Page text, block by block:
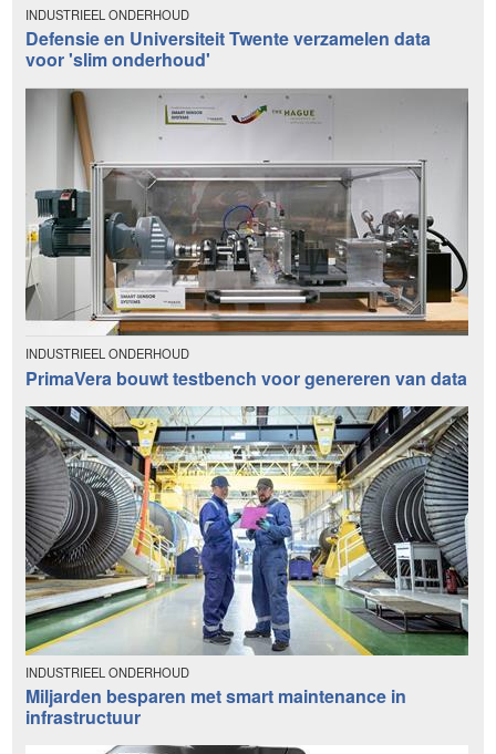
INDUSTRIEEL ONDERHOUD
Defensie en Universiteit Twente verzamelen data
voor 'slim onderhoud'
INDUSTRIEEL ONDERHOUD
PrimaVera bouwt testbench voor genereren van data
INDUSTRIEEL ONDERHOUD
Miljarden besparen met smart maintenance in
infrastructuur